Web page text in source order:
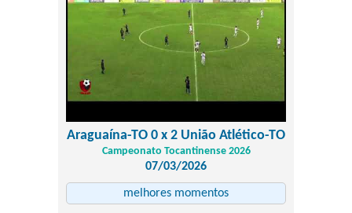
Araguaína-TO 0 x 2 União Atlético-TO
Campeonato Tocantinense 2026
07/03/2026
melhores momentos